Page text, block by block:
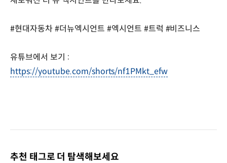
#현대자동차 #더뉴엑시언트 #엑시언트 #트럭 #비즈니스
유튜브에서 보기 :
https://youtube.com/shorts/nf1PMkt_efw
추천 태그로 더 탐색해보세요